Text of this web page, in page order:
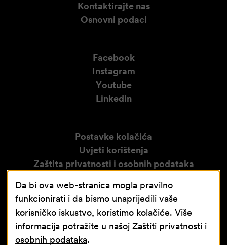
Kontaktirajte nas
Osnovni podaci
Facebook
Instagram
Youtube
Linkedin
Postavke kolačića
Uvjeti korištenja
Zaštita privatnosti i osobnih podataka
Obavijest o video nadzoru
Da bi ova web-stranica mogla pravilno
funkcionirati i da bismo unaprijedili vaše
korisničko iskustvo, koristimo kolačiće. Više
informacija potražite u našoj Zaštiti privatnosti i
osobnih podataka.